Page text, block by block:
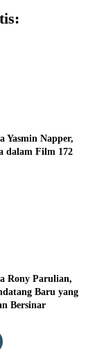
Yasmin Napper,
dalam Film 172
Rony Parulian,
Baru yang
Bersinar